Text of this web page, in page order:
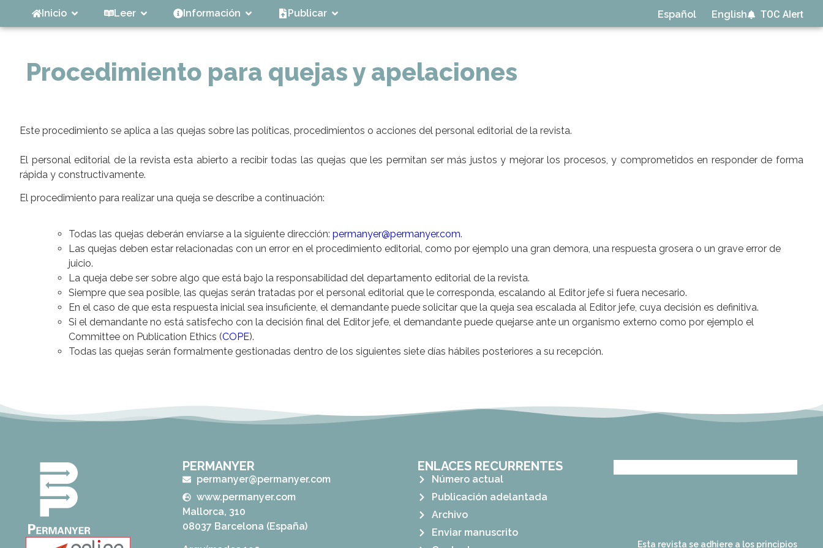
Inicio Leer Información Publicar Español English TOC Alert
Procedimiento para quejas y apelaciones
Este procedimiento se aplica a las quejas sobre las políticas, procedimientos o acciones del personal editorial de la revista.
El personal editorial de la revista esta abierto a recibir todas las quejas que les permitan ser más justos y mejorar los procesos, y comprometidos en responder de forma
rápida y constructivamente.
El procedimiento para realizar una queja se describe a continuación:
Todas las quejas deberán enviarse a la siguiente dirección: permanyer@permanyer.com.
Las quejas deben estar relacionadas con un error en el procedimiento editorial, como por ejemplo una gran demora, una respuesta grosera o un grave error de
juicio.
La queja debe ser sobre algo que está bajo la responsabilidad del departamento editorial de la revista.
Siempre que sea posible, las quejas serán tratadas por el personal editorial que le corresponda, escalando al Editor jefe si fuera necesario.
En el caso de que esta respuesta inicial sea insuficiente, el demandante puede solicitar que la queja sea escalada al Editor jefe, cuya decisión es definitiva.
Si el demandante no está satisfecho con la decisión final del Editor jefe, el demandante puede quejarse ante un organismo externo como por ejemplo el
Committee on Publication Ethics (COPE).
Todas las quejas serán formalmente gestionadas dentro de los siguientes siete días hábiles posteriores a su recepción.
PERMANYER
permanyer@permanyer.com
www.permanyer.com
Mallorca, 310
08037 Barcelona (España)
ENLACES RECURRENTES
Número actual
Publicación adelantada
Archivo
Enviar manuscrito
Esta revista se adhiere a los principios